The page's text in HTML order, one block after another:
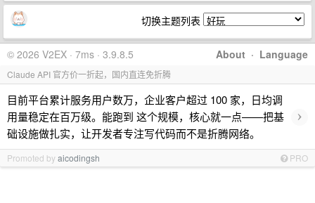
切换主题列表
About · Language
© 2026 V2EX · 7ms · 3.9.8.5
Claude API 官方价一折起，国内直连免折腾
目前平台累计服务用户数万，企业客户超过 100 家，日均调
用量稳定在百万级。能跑到 这个规模，核心就一点——把基
础设施做扎实，让开发者专注写代码而不是折腾网络。
›
Promoted byaicodingsh PRO